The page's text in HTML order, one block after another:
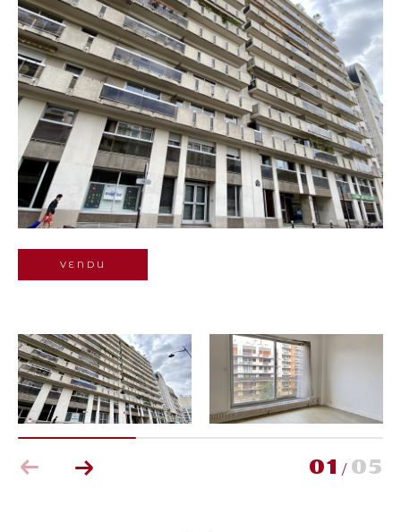
VENDU
01 / 05
Budget
Pièces
1 2 3 4 5+
Localisation
Surface
CRITÈRES
Parking Terrasse Piscine
FILTRER PAR